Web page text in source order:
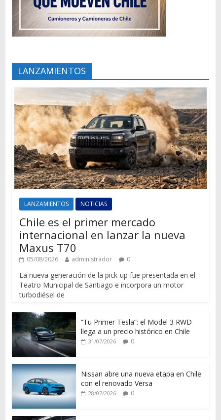
LANZAMIENTOS
LANZAMIENTOS NOTICIAS
Chile es el primer mercado
internacional en lanzar la nueva
Maxus T70
05/08/2026 administrador 0
La nueva generación de la pick-up fue presentada en el
Teatro Municipal de Santiago e incorpora un motor
turbodiésel de
“Tu Primer Tesla”: el Model 3 RWD
llega a un precio histórico en Chile
31/07/2026 0
Nissan abre una nueva etapa en Chile
con el renovado Versa
28/07/2026 0